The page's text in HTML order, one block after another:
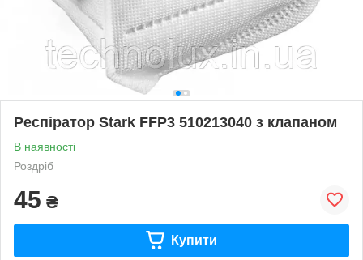
Респіратор Stark FFP3 510213040 з клапаном
В наявності
Роздріб
45 ₴
Купити